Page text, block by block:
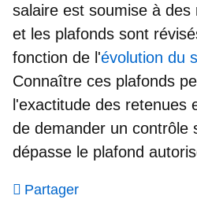
salaire est soumise à des
et les plafonds sont
fonction de l'évolution du
Connaître ces plafonds
l'exactitude des retenues
de demander un contrôle
dépasse le plafond
Partager